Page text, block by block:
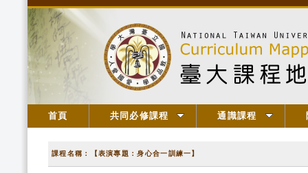
首頁 共同必修課程 通識課程
課程名稱：【表演專題：身心合一訓練一】